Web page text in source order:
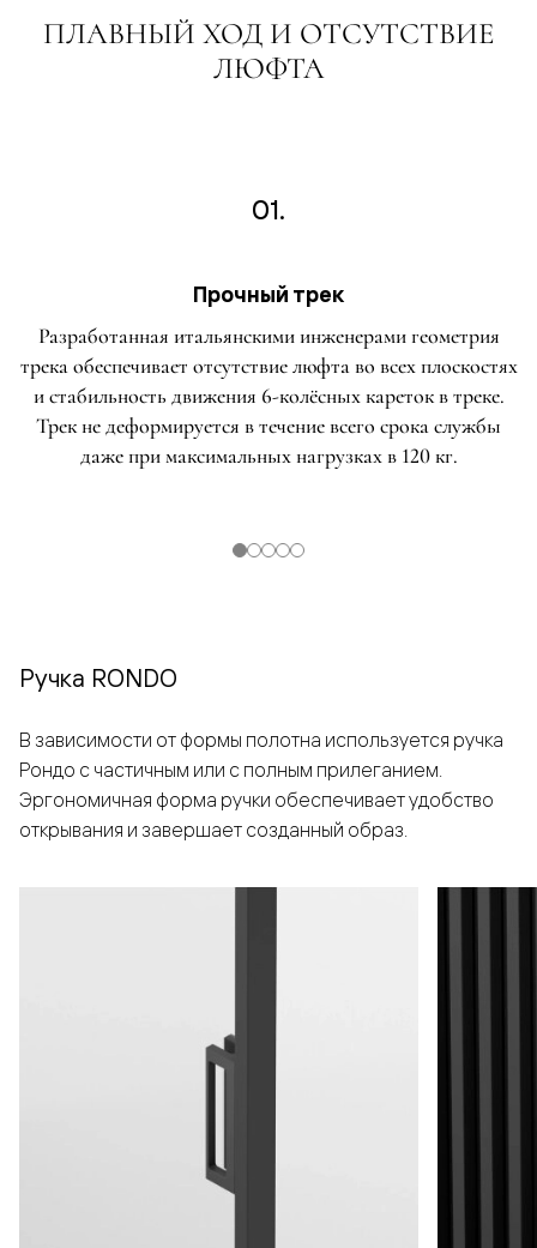
ПЛАВНЫЙ ХОД И ОТСУТСТВИЕ
ЛЮФТА
01.
Прочный трек
Разработанная итальянскими инженерами геометрия
трека обеспечивает отсутствие люфта во всех плоскостях
и стабильность движения 6-колёсных кареток в треке.
Трек не деформируется в течение всего срока службы
даже при максимальных нагрузках в 120 кг.
Ручка RONDO
В зависимости от формы полотна используется ручка
Рондо с частичным или с полным прилеганием.
Эргономичная форма ручки обеспечивает удобство
открывания и завершает созданный образ.